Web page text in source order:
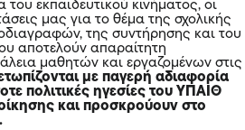
εκπαιδευτικού κινήματος, οι
μας για το θέμα της σχολικής
της συντήρησης και του
αποτελούν απαραίτητη
μαθητών και εργαζομένων στις
με παγερή αδιαφορία
πολιτικές ηγεσίες του ΥΠΑΙΘ
και προσκρούουν στο